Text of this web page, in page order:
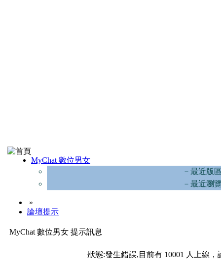
MyChat 數位男女
－最近版
－最近瀏
»
論壇提示
MyChat 數位男女 提示訊息
狀態:發生錯誤,目前有 10001 人上線